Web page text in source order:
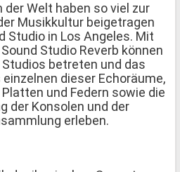
der Welt haben so viel zur
Musikkultur beigetragen
Studio in Los Angeles. Mit
Studio Reverb können
betreten und das
dieser Echoräume,
Platten und Federn sowie die
der Konsolen und der
erleben.